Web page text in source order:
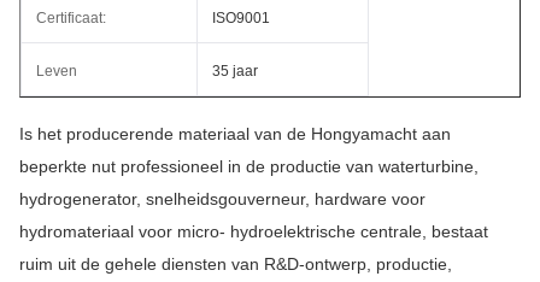
Certificaat: ISO9001
Leven 35 jaar
Is het producerende materiaal van de Hongyamacht aan
beperkte nut professioneel in de productie van waterturbine,
hydrogenerator, snelheidsgouverneur, hardware voor
hydromateriaal voor micro- hydroelektrische centrale, bestaat
ruim uit de gehele diensten van R&D-ontwerp, productie,